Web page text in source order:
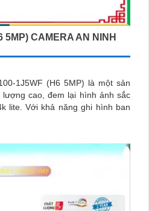
5MP) CAMERA AN NINH
1J5WF (H6 5MP) là một sản
cao, đem lại hình ảnh sắc
hình ban